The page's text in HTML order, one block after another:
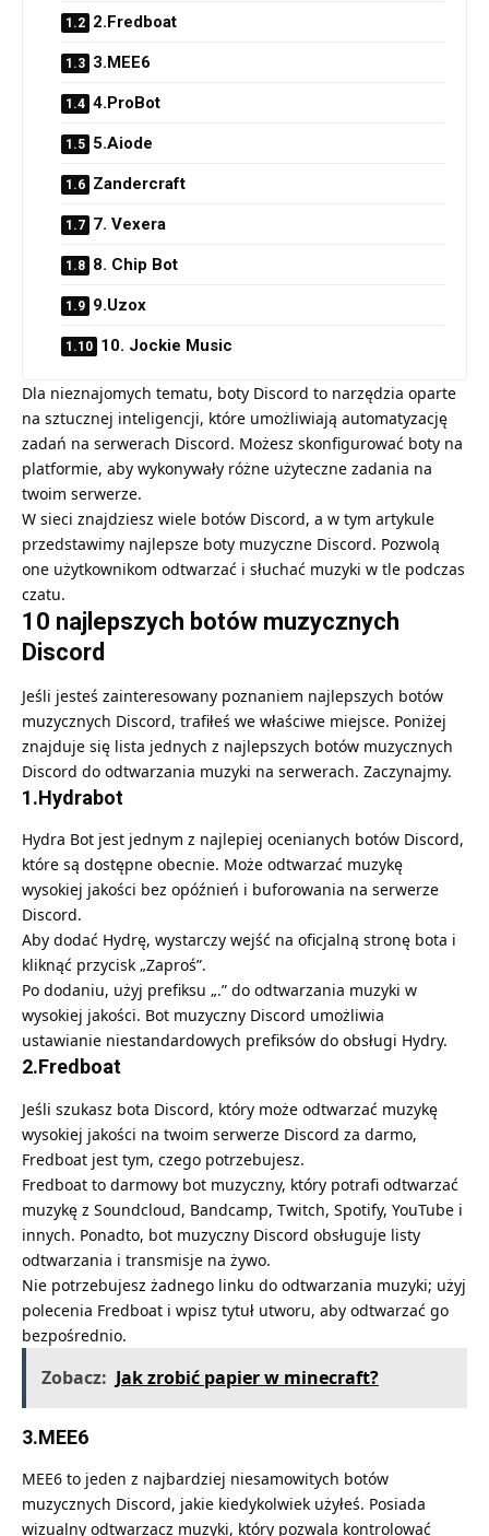
2.Fredboat
3.MEE6
4.ProBot
5.Aiode
Zandercraft
7. Vexera
8. Chip Bot
9.Uzox
10. Jockie Music
Dla nieznajomych tematu, boty Discord to narzędzia oparte
na sztucznej inteligencji, które umożliwiają automatyzację
zadań na serwerach Discord. Możesz skonfigurować boty na
platformie, aby wykonywały różne użyteczne zadania na
twoim serwerze.
W sieci znajdziesz wiele botów Discord, a w tym artykule
przedstawimy najlepsze boty muzyczne Discord. Pozwolą
one użytkownikom odtwarzać i słuchać muzyki w tle podczas
czatu.
10 najlepszych botów muzycznych
Discord
Jeśli jesteś zainteresowany poznaniem najlepszych botów
muzycznych Discord, trafiłeś we właściwe miejsce. Poniżej
znajduje się lista jednych z najlepszych botów muzycznych
Discord do odtwarzania muzyki na serwerach. Zaczynajmy.
1.Hydrabot
Hydra Bot jest jednym z najlepiej ocenianych botów Discord,
które są dostępne obecnie. Może odtwarzać muzykę
wysokiej jakości bez opóźnień i buforowania na serwerze
Discord.
Aby dodać Hydrę, wystarczy wejść na oficjalną stronę bota i
kliknąć przycisk „Zaproś”.
Po dodaniu, użyj prefiksu „.” do odtwarzania muzyki w
wysokiej jakości. Bot muzyczny Discord umożliwia
ustawianie niestandardowych prefiksów do obsługi Hydry.
2.Fredboat
Jeśli szukasz bota Discord, który może odtwarzać muzykę
wysokiej jakości na twoim serwerze Discord za darmo,
Fredboat jest tym, czego potrzebujesz.
Fredboat to darmowy bot muzyczny, który potrafi odtwarzać
muzykę z Soundcloud, Bandcamp, Twitch, Spotify, YouTube i
innych. Ponadto, bot muzyczny Discord obsługuje listy
odtwarzania i transmisje na żywo.
Nie potrzebujesz żadnego linku do odtwarzania muzyki; użyj
polecenia Fredboat i wpisz tytuł utworu, aby odtwarzać go
bezpośrednio.
Zobacz: Jak zrobić papier w minecraft?
3.MEE6
MEE6 to jeden z najbardziej niesamowitych botów
muzycznych Discord, jakie kiedykolwiek użyłeś. Posiada
wizualny odtwarzacz muzyki, który pozwala kontrolować